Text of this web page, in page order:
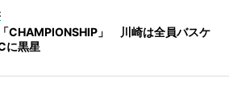
CHAMPIONSHIP」 川崎は全員バスケ
に黒星